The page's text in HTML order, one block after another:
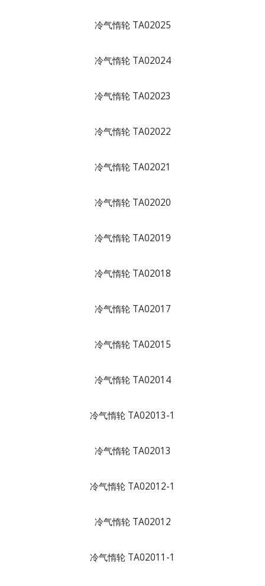
冷气惰轮 TA02025
冷气惰轮 TA02024
冷气惰轮 TA02023
冷气惰轮 TA02022
冷气惰轮 TA02021
冷气惰轮 TA02020
冷气惰轮 TA02019
冷气惰轮 TA02018
冷气惰轮 TA02017
冷气惰轮 TA02015
冷气惰轮 TA02014
冷气惰轮 TA02013-1
冷气惰轮 TA02013
冷气惰轮 TA02012-1
冷气惰轮 TA02012
冷气惰轮 TA02011-1